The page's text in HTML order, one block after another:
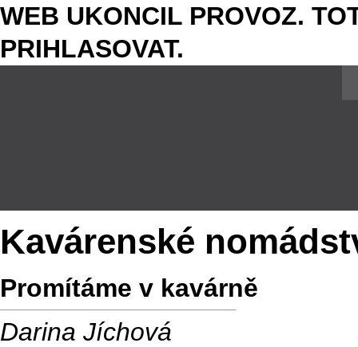
WEB UKONCIL PROVOZ.
PRIHLASOVAT.
Kavárenské
Promítáme v kavárně
Darina Jíchová